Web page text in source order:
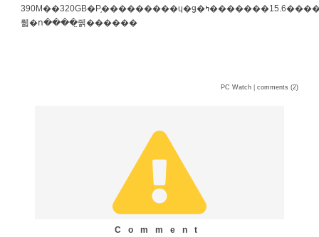
390M��320GB�Ρ֥���������ɥ�ǥ�פ�6���������¤���14����15.6�������ߤ����ӤǤɤ���ˤ��
뤫�ո����̤줽������
PC Watch comments (2)
Comment